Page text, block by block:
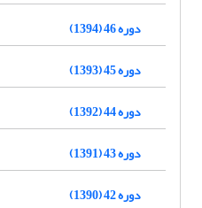
دوره 46 (1394)
دوره 45 (1393)
دوره 44 (1392)
دوره 43 (1391)
دوره 42 (1390)